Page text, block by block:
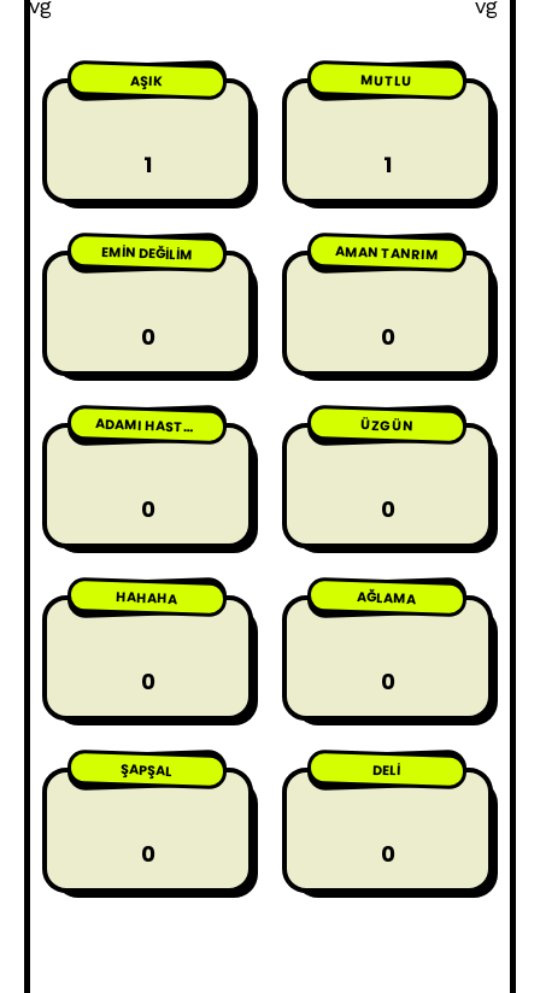
AŞIK
1
MUTLU
1
EMIN DEĞILIM
0
AMAN TANRIM
0
ADAMI HASTA ETME
0
ÜZGÜN
0
HAHAHA
0
AĞLAMA
0
ŞAPŞAL
0
DELI
0